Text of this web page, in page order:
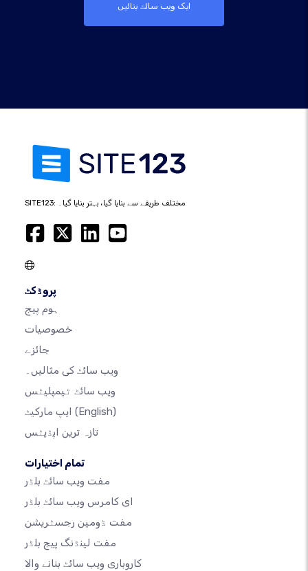
ایک ویب سائٹ بنائیں
SITE123: مختلف طریقے سے بنایا گیا، بہتر بنایا گیا۔
پروڈکٹ
ہوم پیج
خصوصیات
جائزے
ویب سائٹ کی مثالیں۔
ویب سائٹ ٹیمپلیٹس
(English)
تازہ ترین اپڈیٹس
تمام اختیارات
مفت ویب سائٹ بلڈر
ای کامرس ویب سائٹ بلڈر
مفت ڈومین رجسٹریشن
مفت لینڈنگ پیج بلڈر
کاروباری ویب سائٹ بنانے والا